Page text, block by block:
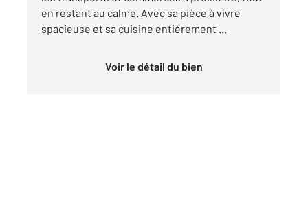
en restant au calme. Avec sa pièce à vivre
spacieuse et sa cuisine entièrement ...
Voir le détail du bien